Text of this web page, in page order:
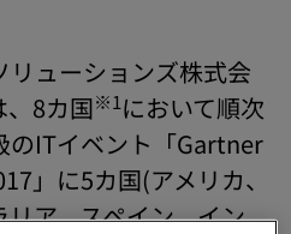
ューションズ株式会
8カ国※1において順次
のITイベント「Gartner
」に5カ国(アメリカ、
ア、スペイン、イン